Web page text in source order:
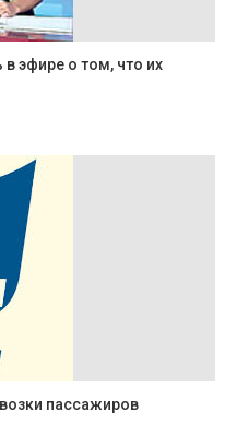
в эфире о том, что их
пассажиров